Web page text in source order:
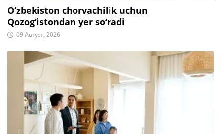
O‘zbekiston chorvachilik uchun
Qozog‘istondan yer so‘radi
09 Август, 2026